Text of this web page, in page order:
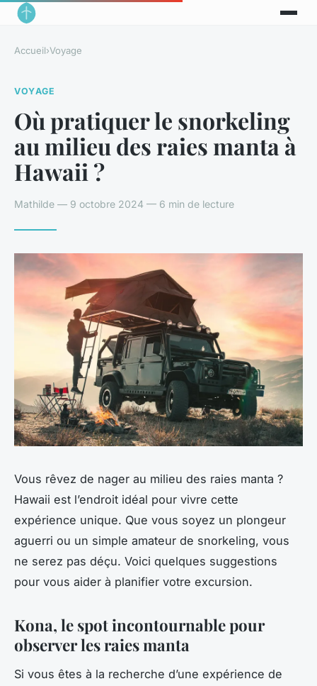
Accueil›Voyage
VOYAGE
Où pratiquer le snorkeling
au milieu des raies manta à
Hawaii ?
Mathilde — 9 octobre 2024 — 6 min de lecture
Vous rêvez de nager au milieu des raies manta ?
Hawaii est l’endroit idéal pour vivre cette
expérience unique. Que vous soyez un plongeur
aguerri ou un simple amateur de snorkeling, vous
ne serez pas déçu. Voici quelques suggestions
pour vous aider à planifier votre excursion.
Kona, le spot incontournable pour
observer les raies manta
Si vous êtes à la recherche d’une expérience de